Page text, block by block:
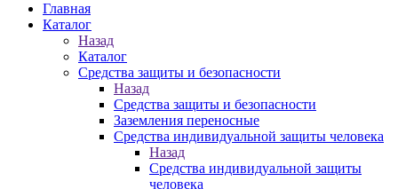
Главная
Каталог
Назад
Каталог
Средства защиты и безопасности
Назад
Средства защиты и безопасности
Заземления переносные
Средства индивидуальной защиты человека
Назад
Средства индивидуальной защиты
человека